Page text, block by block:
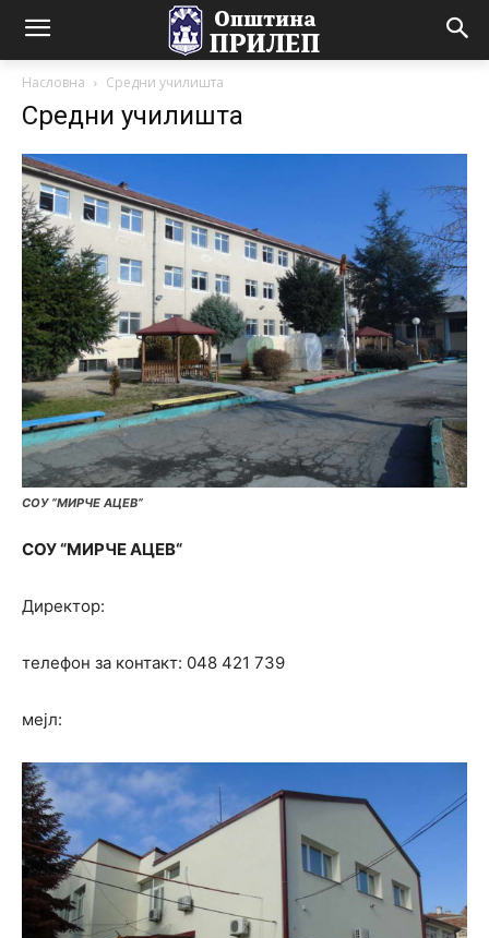
Насловна Средни училишта
Средни училишта
СОУ “МИРЧЕ АЦЕВ“
СОУ“МИРЧЕ АЦЕВ“
Директор:
телефон за контакт: 048 421 739
мејл: